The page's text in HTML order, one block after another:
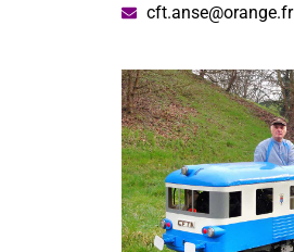
cft.anse@orange.fr